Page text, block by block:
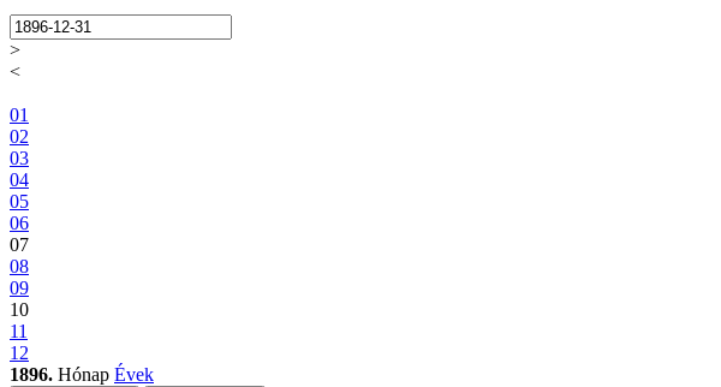
>
<
01
02
03
04
05
06
07
08
09
10
11
12
1896. Hónap Évek